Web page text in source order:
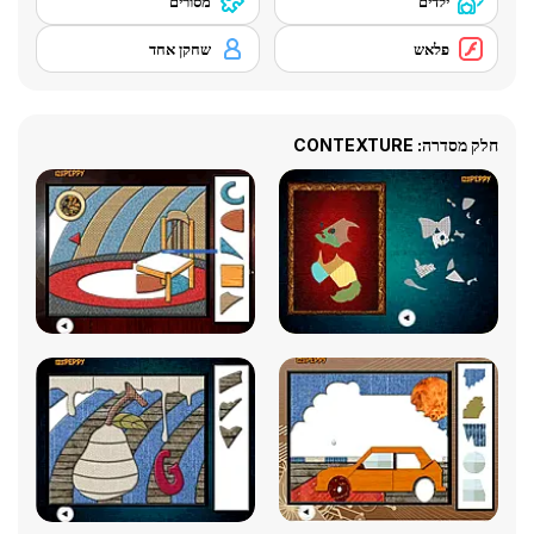
פלאש שחקן אחד
חלק מסדרה: CONTEXTURE